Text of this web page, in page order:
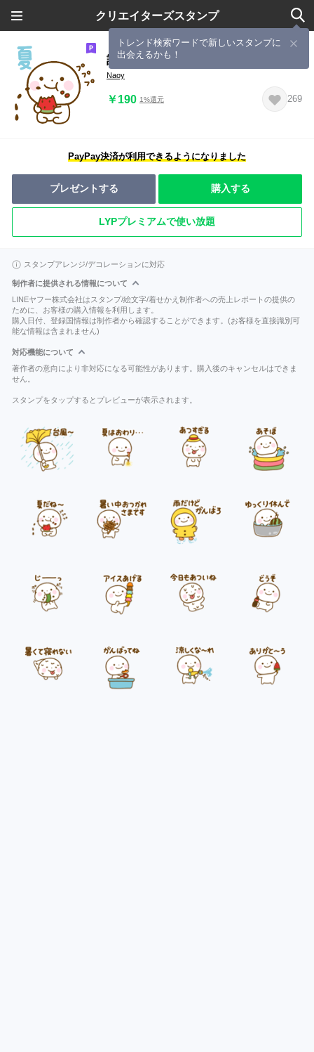
クリエイターズスタンプ
トレンド検索ワードで新しいスタンプに
出会えるかも！
誰でも使える夏を感じるスタンプだよ
Naoy
￥190 1%還元 269
PayPay決済が利用できるようになりました
プレゼントする 購入する
LYPプレミアムで使い放題
スタンプアレンジ/デコレーションに対応
制作者に提供される情報について
LINEヤフー株式会社はスタンプ/絵文字/着せかえ制作者への売上レポートの提供の
ために、お客様の購入情報を利用します。
購入日付、登録国情報は制作者から確認することができます。(お客様を直接識別可
能な情報は含まれません)
対応機能について
著作者の意向により非対応になる可能性があります。購入後のキャンセルはできま
せん。
スタンプをタップするとプレビューが表示されます。